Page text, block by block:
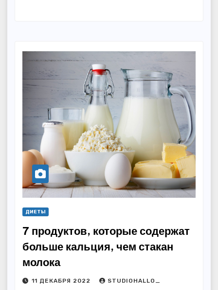
ДИЕТЫ
7 продуктов, которые содержат
больше кальция, чем стакан
молока
11 ДЕКАБРЯ 2022 STUDIOHALLO_